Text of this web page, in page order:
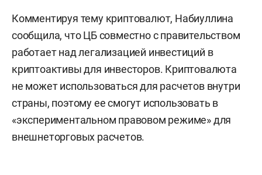
Комментируя тему криптовалют, Набиуллина
сообщила, что ЦБ совместно с правительством
работает над легализацией инвестиций в
криптоактивы для инвесторов. Криптовалюта
не может использоваться для расчетов внутри
страны, поэтому ее смогут использовать в
«экспериментальном правовом режиме» для
внешнеторговых расчетов.